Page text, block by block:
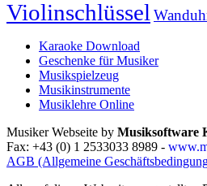
Violinschlüssel
Karaoke Download
Geschenke für Musiker
Musikspielzeug
Musikinstrumente
Musiklehre Online
Musiker Webseite by Musiksoftware
Fax: +43 (0) 1 2533033 8989 -
AGB (Allgemeine